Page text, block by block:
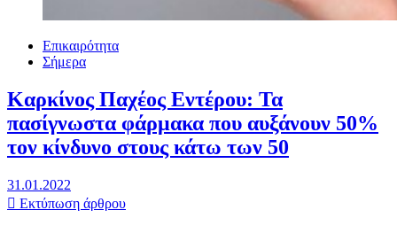
Επικαιρότητα
Σήμερα
Καρκίνος Παχέος Εντέρου: Τα
πασίγνωστα φάρμακα που αυξάνουν 50%
τον κίνδυνο στους κάτω των 50
31.01.2022
Εκτύπωση άρθρου